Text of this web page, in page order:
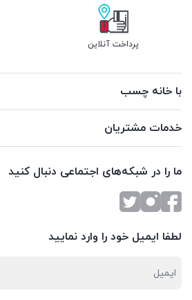
پرداخت آنلاین
با خانه چسب
خدمات مشتریان
ما را در شبکه‌های اجتماعی دنبال کنید
لطفا ایمیل خود را وارد نمایید